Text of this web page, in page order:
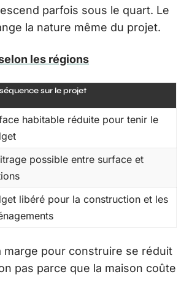
parfois sous le quart. Le
la nature même du projet.
les régions
sur le projet
habitable réduite pour tenir le
possible entre surface et
libéré pour la construction et les
marge pour construire se réduit
pas parce que la maison coûte